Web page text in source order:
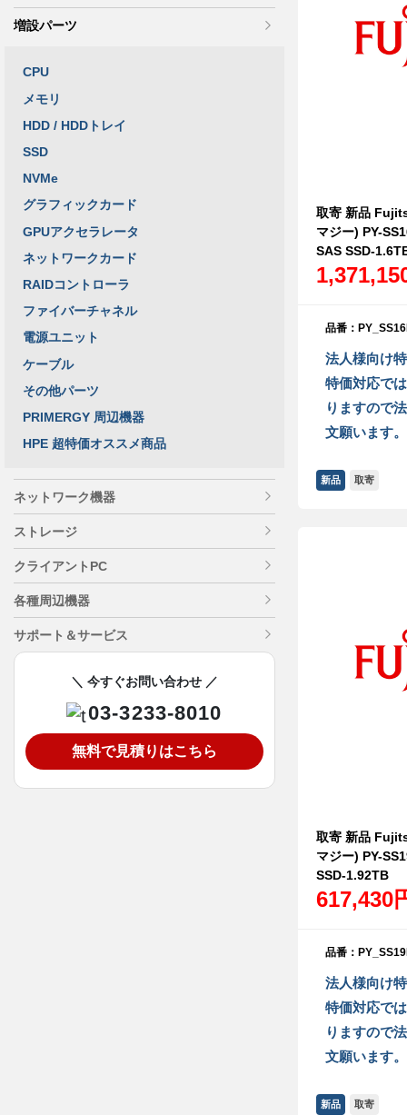
取寄 新品
マジー) PY-
SAS SSD-
品番：
法人様向け
特価対応で
りますので
文願います。
新品 取寄
取寄 新品
マジー) PY-
SSD-1.92TB
617,430
品番：
法人様向け
特価対応で
りますので
文願います。
新品 取寄
増設パーツ
CPU
メモリ
HDD / HDDトレイ
SSD
NVMe
グラフィックカード
GPUアクセラレータ
ネットワークカード
RAIDコントローラ
ファイバーチャネル
電源ユニット
ケーブル
その他パーツ
PRIMERGY 周辺機器
HPE 超特価オススメ商品
ネットワーク機器
ストレージ
クライアントPC
各種周辺機器
サポート＆サービス
＼ 今すぐお問い合わせ ／
03-3233-8010
無料で見積りはこちら